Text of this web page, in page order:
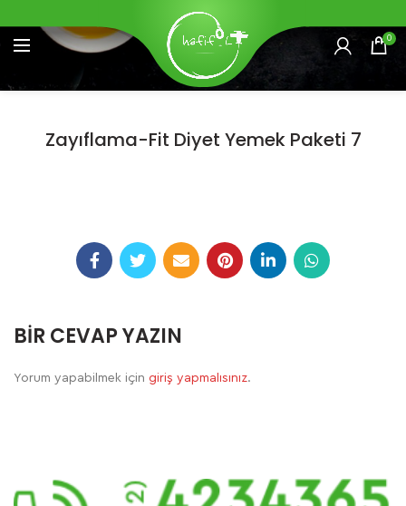
0
Zayıflama-Fit Diyet Yemek Paketi 7
BIR CEVAP YAZIN
Yorum yapabilmek için giriş yapmalısınız.